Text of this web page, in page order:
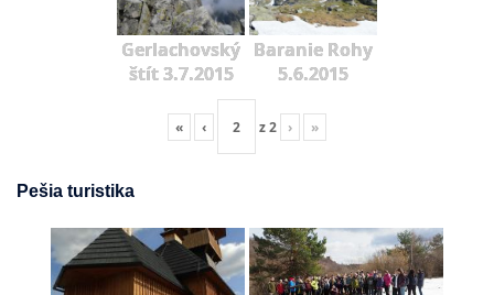
Gerlachovský
štít 3.7.2015
Baranie Rohy
5.6.2015
« ‹ z2 › »
Pešia turistika